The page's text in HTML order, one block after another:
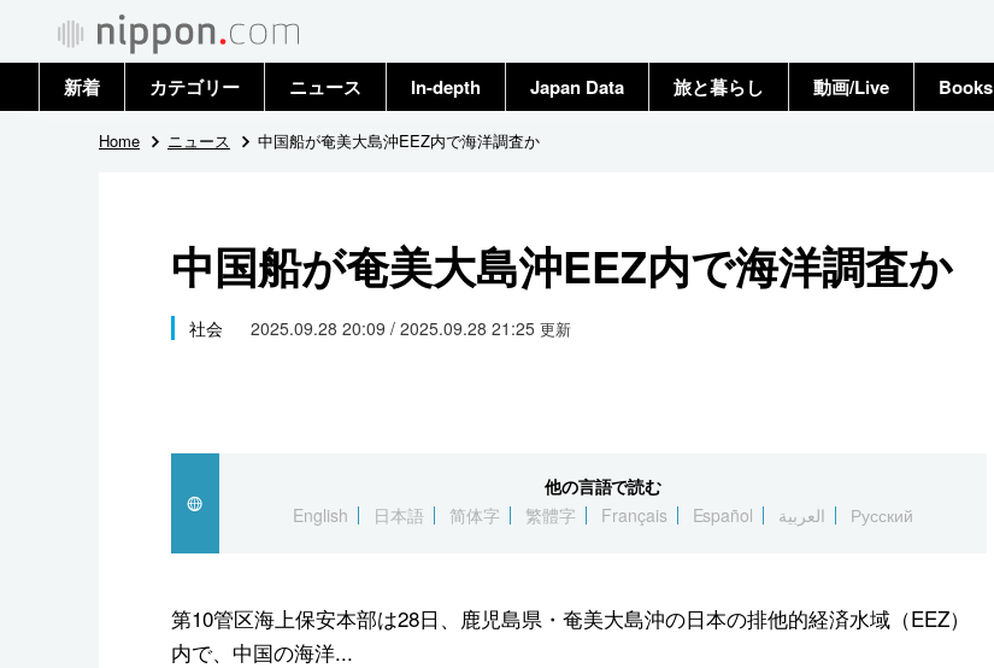
新着 カテゴリー
政治・外交
国際
科学・技術
暮らし
ニュース
トップ
In-depth Japan Data 旅と暮らし 動画/Live Books
Home ニュース 中国船が奄美大島沖EEZ内で海洋調査か
中国船が奄美大島沖EEZ内で海洋調査か
社会 2025.09.28 20:09 / 2025.09.28 21:25 更新
他の言語で読む
English
日本語 简体字 繁體字 Français Español العربية Русский
第10管区海上保安本部は28日、鹿児島県・奄美大島沖の日本の排他的経済水域（EEZ）
内で、中国の海洋...